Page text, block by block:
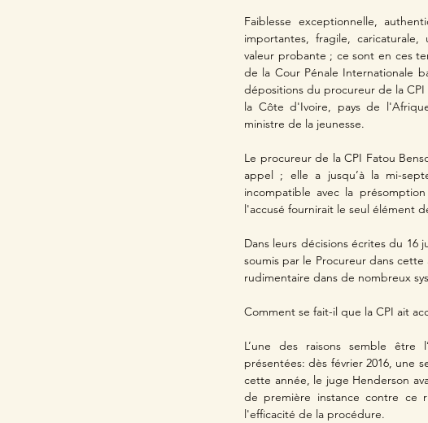
Faiblesse exceptionnelle,
importantes, fragile,
valeur probante ; ce sont en ces
de la Cour Pénale Internationale
dépositions du procureur de la
la Côte d'Ivoire, pays de
ministre de la jeunesse.
Le procureur de la CPI Fatou
appel ; elle a jusqu’à la mi-
incompatible avec la
l'accusé fournirait le seul élément
Dans leurs décisions écrites du 16
soumis par le Procureur dans
rudimentaire dans de nombreux
Comment se fait-il que la CPI ait
L’une des raisons semble être
présentées: dès février 2016, une
cette année, le juge Henderson
de première instance contre
l'efficacité de la procédure.